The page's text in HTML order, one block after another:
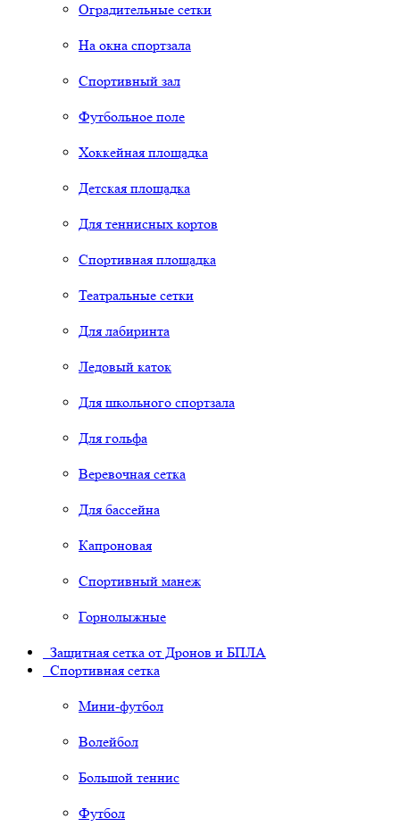
Оградительные сетки
На окна спортзала
Спортивный зал
Футбольное поле
Хоккейная площадка
Детская площадка
Для теннисных кортов
Спортивная площадка
Театральные сетки
Для лабиринта
Ледовый каток
Для школьного спортзала
Для гольфа
Веревочная сетка
Для бассейна
Капроновая
Спортивный манеж
Горнолыжные
Защитная сетка от Дронов и БПЛА
Спортивная сетка
Мини-футбол
Волейбол
Большой теннис
Футбол